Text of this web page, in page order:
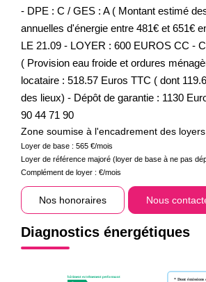
- DPE : C / GES : A ( Montant estimé
annuelles d'énergie entre 481€ et 651€
LE 21.09 - LOYER : 600 EUROS CC -
( Provision eau froide et ordures
locataire : 518.57 Euros TTC ( dont
des lieux) - Dépôt de garantie : 1130
90 44 71 90
Zone soumise à l'encadrement des loyers
Loyer de base : 565 €/mois
Loyer de référence majoré (loyer de base à ne pas
Complément de loyer : €/mois
Nos honoraires Nous
Diagnostics énergétiques